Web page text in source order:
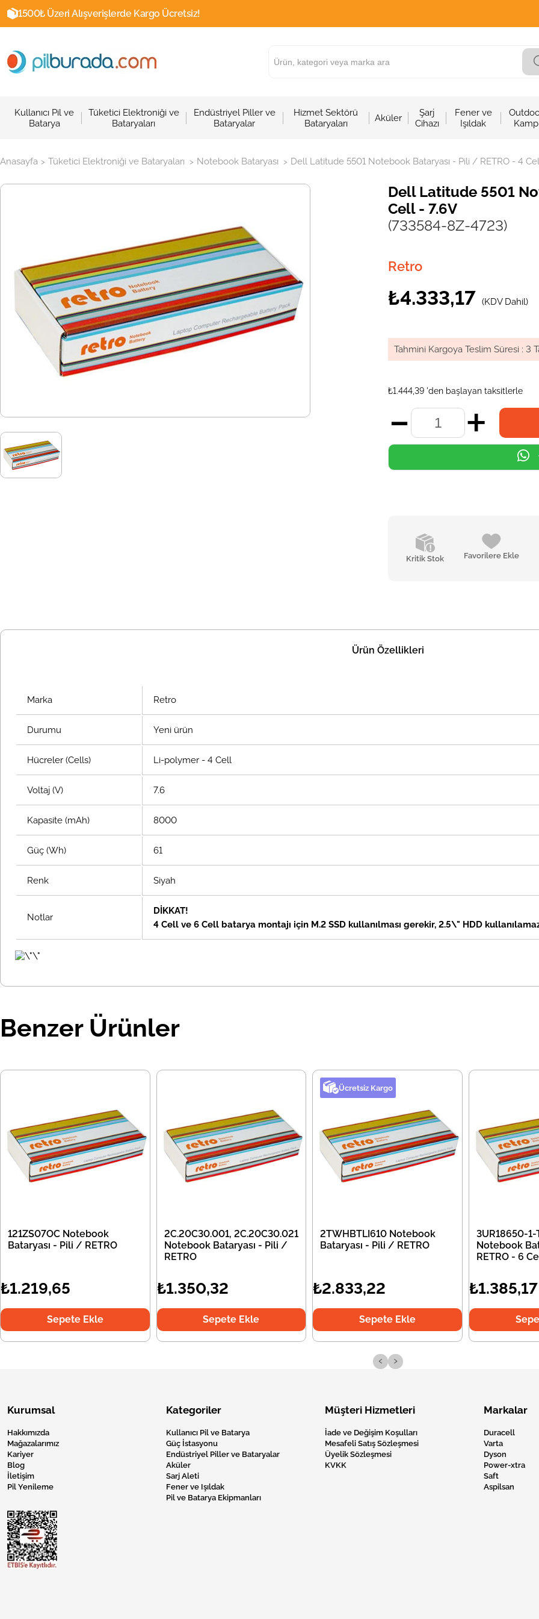
1500₺ Üzeri Alışverişlerde Kargo Ücretsiz!
Kullanıcı Pil ve
Batarya
Tüketici Elektroniği ve
Bataryaları
Endüstriyel Piller ve
Bataryalar
Hizmet Sektörü
Bataryaları
Aküler
Şarj
Cihazı
Fener ve
Işıldak
Kamp
Anasayfa > Tüketici Elektroniği ve Bataryaları > Notebook Bataryası > Dell Latitude 5501 Notebook Bataryası - Pili / RETRO - 4
Dell Latitude 5501
Cell - 7.6V
(733584-8Z-4723)
Retro
₺4.333,17 (KDV Dahil)
Tahmini Kargoya Teslim Süresi : 3
₺1.444,39 'den başlayan taksitlerle
Kritik Stok Favorilere Ekle
Ürün Özellikleri
Marka Retro
Durumu Yeni ürün
Hücreler (Cells) Li-polymer - 4 Cell
Voltaj (V) 7.6
Kapasite (mAh) 8000
Güç (Wh) 61
Renk Siyah
Notlar
DİKKAT!
4 Cell ve 6 Cell batarya montajı için M.2 SSD kullanılması gerekir, 2.5\" HDD
Benzer Ürünler
121ZS07OC Notebook
Bataryası - Pili / RETRO
₺1.219,65
Sepete Ekle
2C.20C30.001, 2C.20C30.021
Notebook Bataryası - Pili /
RETRO
₺1.350,32
Sepete Ekle
Ücretsiz Kargo
2TWHBTLI610 Notebook
Bataryası - Pili / RETRO
₺2.833,22
Sepete Ekle
3UR18650-
Notebook
RETRO - 6
₺1.385,17
‹ ›
Kurumsal
Hakkımızda
Mağazalarımız
Kariyer
Blog
İletişim
Pil Yenileme
Kategoriler
Kullanıcı Pil ve Batarya
Güç İstasyonu
Endüstriyel Piller ve Bataryalar
Aküler
Sarj Aleti
Fener ve Işıldak
Pil ve Batarya Ekipmanları
Müşteri Hizmetleri
İade ve Değişim Koşulları
Mesafeli Satış Sözleşmesi
Üyelik Sözleşmesi
KVKK
Markalar
Duracell
Varta
Dyson
Power-xtra
Saft
Aspilsan